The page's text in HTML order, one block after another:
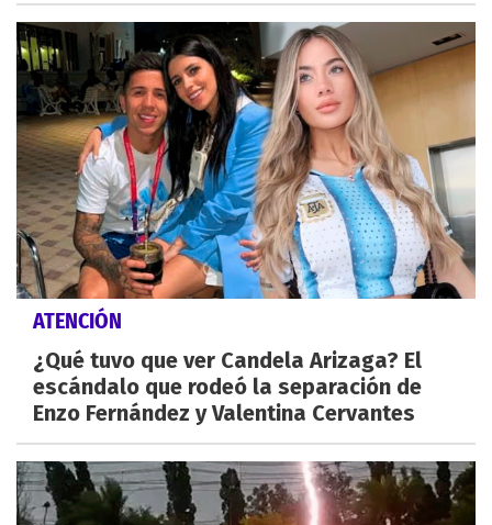
ATENCIÓN
¿Qué tuvo que ver Candela Arizaga? El
escándalo que rodeó la separación de
Enzo Fernández y Valentina Cervantes